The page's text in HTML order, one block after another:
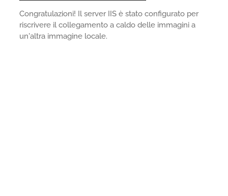
Congratulazioni! Il server IIS è stato configurato per
riscrivere il collegamento a caldo delle immagini a
un'altra immagine locale.